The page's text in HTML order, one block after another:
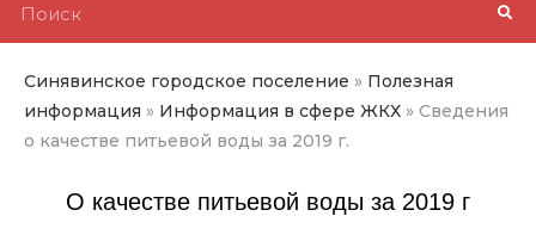
Синявинское городское поселение » Полезная
информация » Информация в сфере ЖКХ » Сведения
о качестве питьевой воды за 2019 г.
О качестве питьевой воды за 2019 г